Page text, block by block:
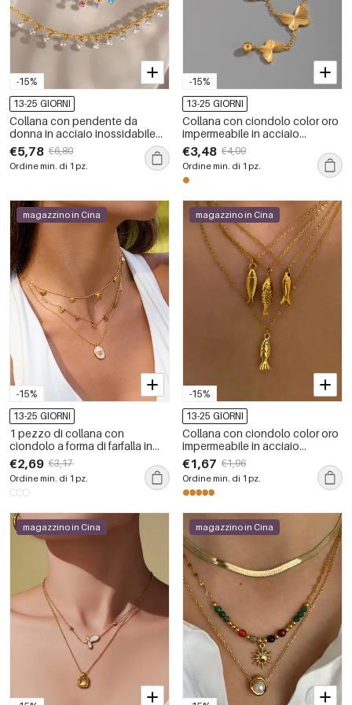
-15%
13-25 GIORNI
Collana con pendente da
donna in acciaio inossidabile
impermeabile color oro con
zirconi
€5,78 €6,80
Ordine min. di 1 pz.
-15%
13-25 GIORNI
Collana con ciondolo color oro
impermeabile in acciaio
inossidabile a forma di farfalla, 1
pezzo
€3,48 €4,09
Ordine min. di 1 pz.
-15%
magazzino in Cina
13-25 GIORNI
1 pezzo di collana con
ciondolo a forma di farfalla in
acciaio inossidabile
impermeabile color oro da
donna
€2,69 €3,17
Ordine min. di 1 pz.
-15%
magazzino in Cina
13-25 GIORNI
Collana con ciondolo color oro
impermeabile in acciaio
inossidabile a forma di pesce, 1
pezzo
€1,67 €1,96
Ordine min. di 1 pz.
magazzino in Cina magazzino in Cina